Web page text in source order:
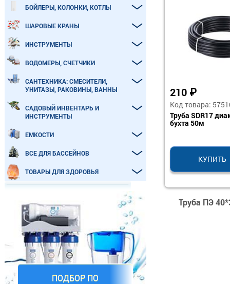
210 ₽
Код товара:
Труба SDR17
бухта 50м
КУПИТЬ
Труба ПЭ
БОЙЛЕРЫ, КОЛОНКИ, КОТЛЫ
ШАРОВЫЕ КРАНЫ
ИНСТРУМЕНТЫ
ВОДОМЕРЫ, СЧЕТЧИКИ
САНТЕХНИКА: СМЕСИТЕЛИ,
УНИТАЗЫ, РАКОВИНЫ, ВАННЫ
САДОВЫЙ ИНВЕНТАРЬ И
ИНСТРУМЕНТЫ
ЕМКОСТИ
ВСЕ ДЛЯ БАССЕЙНОВ
ТОВАРЫ ДЛЯ ЗДОРОВЬЯ
ПОДБОР ПО